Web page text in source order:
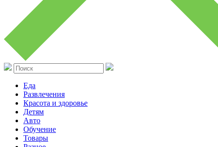
Еда
Развлечения
Красота и здоровье
Детям
Авто
Обучение
Товары